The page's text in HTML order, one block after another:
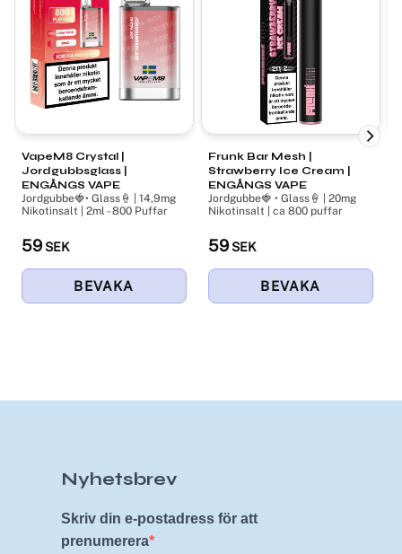
VapeM8 Crystal |
Jordgubbsglass |
ENGÅNGS VAPE
Jordgubbe🍓• Glass🍦 | 14,9mg
Nikotinsalt | 2ml - 800 Puffar
59 SEK
Frunk Bar Mesh |
Strawberry Ice Cream |
ENGÅNGS VAPE
Jordgubbe🍓 • Glass🍦 | 20mg
Nikotinsalt | ca 800 puffar
59 SEK
Nyhetsbrev
Skriv din e-postadress för att
prenumerera